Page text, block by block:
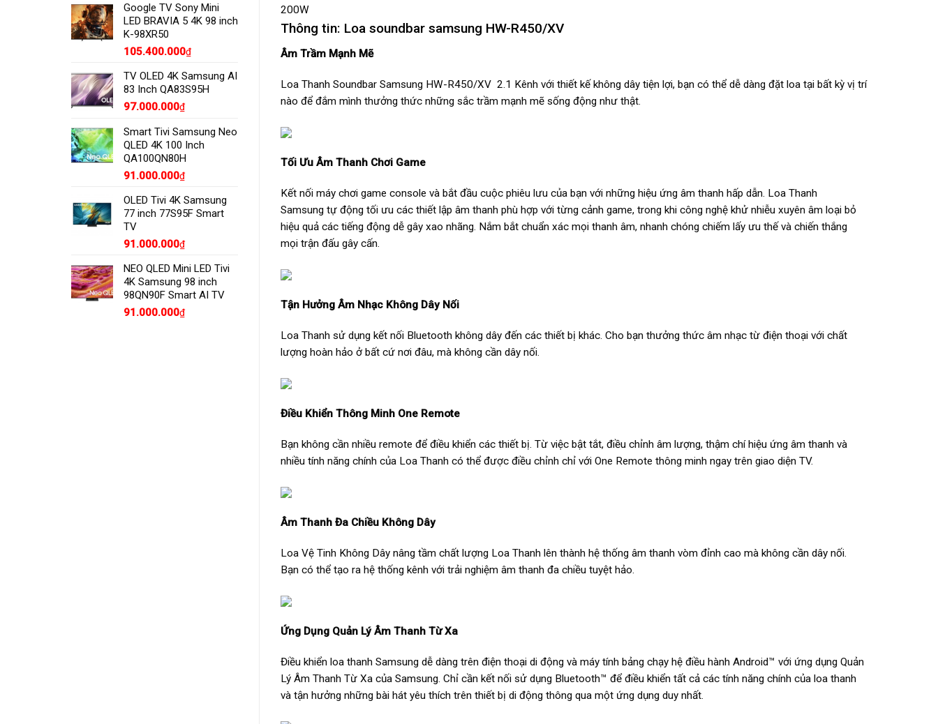
200W
Thông tin: Loa soundbar samsung HW-R450/XV
Âm Trầm Mạnh Mẽ
Loa Thanh Soundbar Samsung HW-R450/XV 2.1 Kênh với thiết kế không dây tiện lợi, bạn có thể dễ dàng đặt loa tại bất kỳ vị trí
nào để đắm mình thưởng thức những sắc trầm mạnh mẽ sống động như thật.
Tối Ưu Âm Thanh Chơi Game
Kết nối máy chơi game console và bắt đầu cuộc phiêu lưu của bạn với những hiệu ứng âm thanh hấp dẫn. Loa Thanh
Samsung tự động tối ưu các thiết lập âm thanh phù hợp với từng cảnh game, trong khi công nghệ khử nhiễu xuyên âm loại bỏ
hiệu quả các tiếng động dễ gây xao nhãng. Nắm bắt chuẩn xác mọi thanh âm, nhanh chóng chiếm lấy ưu thế và chiến thắng
mọi trận đấu gây cấn.
Tận Hưởng Âm Nhạc Không Dây Nối
Loa Thanh sử dụng kết nối Bluetooth không dây đến các thiết bị khác. Cho bạn thưởng thức âm nhạc từ điện thoại với chất
lượng hoàn hảo ở bất cứ nơi đâu, mà không cần dây nối.
Điều Khiển Thông Minh One Remote
Bạn không cần nhiều remote để điều khiển các thiết bị. Từ việc bật tắt, điều chỉnh âm lượng, thậm chí hiệu ứng âm thanh và
nhiều tính năng chính của Loa Thanh có thể được điều chỉnh chỉ với One Remote thông minh ngay trên giao diện TV.
Âm Thanh Đa Chiều Không Dây
Loa Vệ Tinh Không Dây nâng tầm chất lượng Loa Thanh lên thành hệ thống âm thanh vòm đỉnh cao mà không cần dây nối.
Bạn có thể tạo ra hệ thống kênh với trải nghiệm âm thanh đa chiều tuyệt hảo.
Ứng Dụng Quản Lý Âm Thanh Từ Xa
Điều khiển loa thanh Samsung dễ dàng trên điện thoại di động và máy tính bảng chạy hệ điều hành Android™ với ứng dụng Quản
Lý Âm Thanh Từ Xa của Samsung. Chỉ cần kết nối sử dụng Bluetooth™ để điều khiển tất cả các tính năng chính của loa thanh
và tận hưởng những bài hát yêu thích trên thiết bị di động thông qua một ứng dụng duy nhất.
Google TV Sony Mini
LED BRAVIA 5 4K 98 inch
K-98XR50
105.400.000₫
TV OLED 4K Samsung AI
83 Inch QA83S95H
97.000.000₫
Smart Tivi Samsung Neo
QLED 4K 100 Inch
QA100QN80H
91.000.000₫
OLED Tivi 4K Samsung
77 inch 77S95F Smart
TV
91.000.000₫
NEO QLED Mini LED Tivi
4K Samsung 98 inch
98QN90F Smart AI TV
91.000.000₫